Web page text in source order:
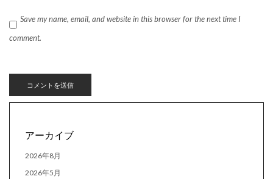
Save my name, email, and website in this browser for the next time I
comment.
アーカイブ
2026年8月
2026年5月